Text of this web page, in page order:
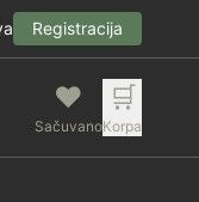
Registracija
❤️
Sačuvano
🛒
Korpa